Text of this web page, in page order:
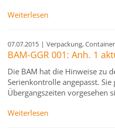
Weiterlesen
07.07.2015 | Verpackung,
BAM-GGR 001: Anh. 1
Die BAM hat die Hinweise zu
Serienkontrolle angepasst. Sie
Übergangszeiten vorgesehen
Weiterlesen